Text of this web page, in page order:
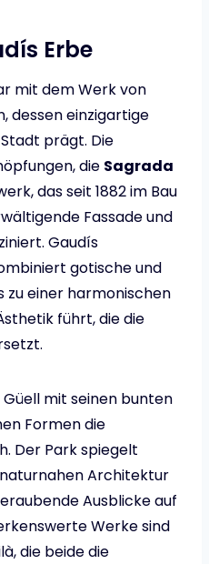
Erbe
mit dem Werk von
dessen einzigartige
prägt. Die
die Sagrada
das seit 1882 im Bau
Fassade und
Gaudís
gotische und
zu einer harmonischen
führt, die die
mit seinen bunten
Formen die
Der Park spiegelt
Architektur
Ausblicke auf
Werke sind
die beide die